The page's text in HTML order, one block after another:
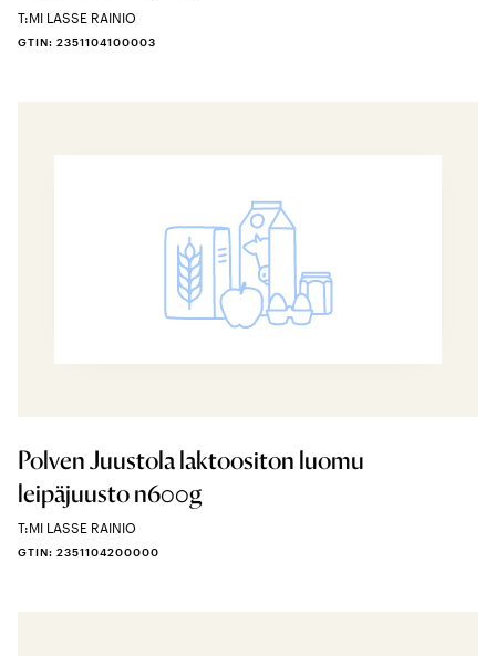
T:MI LASSE RAINIO
GTIN: 2351104100003
Polven Juustola laktoositon luomu
leipäjuusto n600g
T:MI LASSE RAINIO
GTIN: 2351104200000